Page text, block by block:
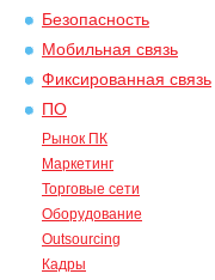
Безопасность
Мобильная связь
Фиксированная связь
ПО
Рынок ПК
Маркетинг
Торговые сети
Оборудование
Outsourcing
Кадры